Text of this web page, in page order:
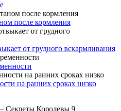
после кормления
от грудного вскармливания
на ранних сроках низко